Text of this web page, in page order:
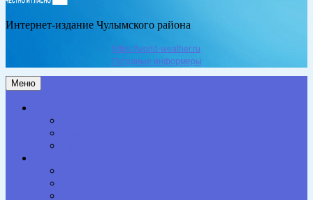
Интернет-издание Чулымского района
https://world-weather.ru
Погодные информеры
Меню